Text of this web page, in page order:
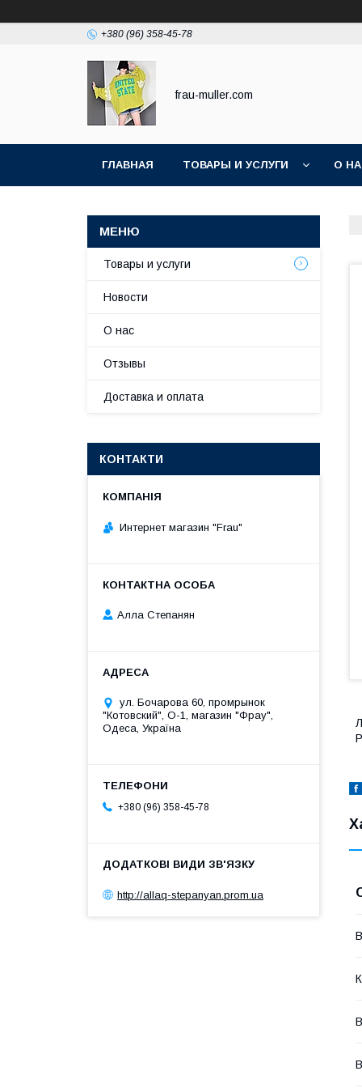
+380 (96) 358-45-78
frau-muller.com
ГЛАВНАЯ ТОВАРЫ И УСЛУГИ О
Товары и услуги
Новости
О нас
Отзывы
Доставка и оплата
КОНТАКТИ
Интернет магазин "Frau"
Алла Степанян
ул. Бочарова 60, промрынок
"Котовский", О-1, магазин "Фрау",
Одеса, Україна
+380 (96) 358-45-78
http://allaq-stepanyan.prom.ua